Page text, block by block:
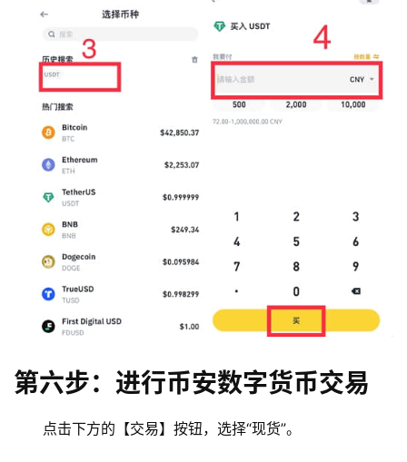
第六步：进行币安数字货币交易
点击下方的【交易】按钮，选择“现货”。